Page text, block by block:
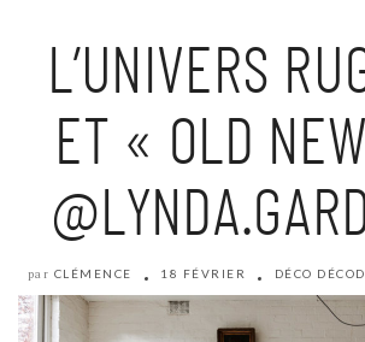
L’UNIVERS
ET « OLD
par CLÉMENCE 18 FÉVRIER DÉCO